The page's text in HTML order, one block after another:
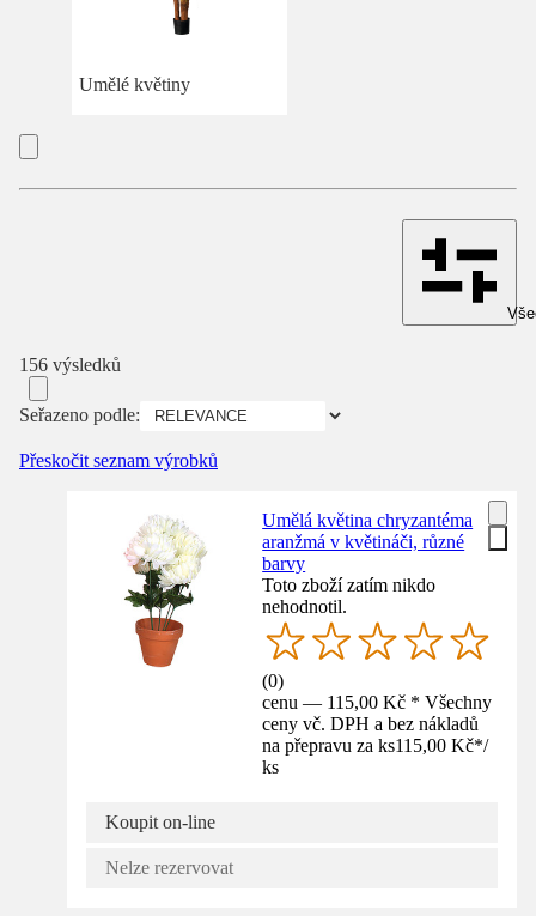
Umělé květiny
156 výsledků
Seřazeno podle:
Přeskočit seznam výrobků
Umělá květina chryzantéma
aranžmá v květináči, různé
barvy
Toto zboží zatím nikdo
nehodnotil.
(0)
cenu — 115,00 Kč * Všechny
ceny vč. DPH a bez nákladů
na přepravu za ks115,00 Kč*/
ks
Koupit on-line
Nelze rezervovat